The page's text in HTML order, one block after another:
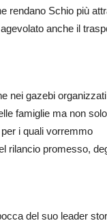
rendano Schio più
anche il
nei gazebi organizzati
famiglie ma non
i quali vorremmo
rilancio promesso,
del suo leader